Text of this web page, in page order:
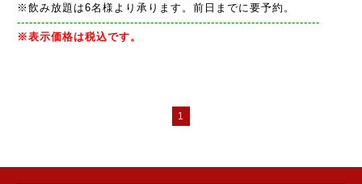
※飲み放題は6名様より承ります。前日までに要予約。
---------------------------------------------------------------------------
※表示価格は税込です。
1